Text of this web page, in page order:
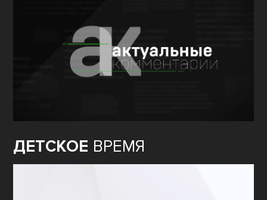
ДЕТСКОЕ ВРЕМЯ